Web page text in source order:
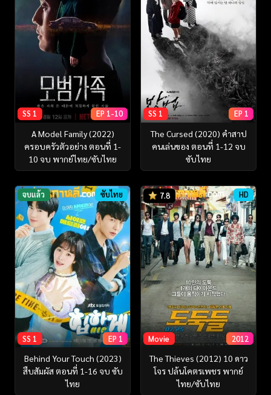
SS 1 EP 1-10
A Model Family (2022)
ครอบครัวตัวอย่าง ตอนที่ 1-
10 จบ พากย์ไทย/ซับไทย
SS 1 EP 1
The Cursed (2020) คำสาป
คนเล่นของ ตอนที่ 1-12 จบ
ซับไทย
จบแล้ว ซับไทย
SS 1 EP 1
Behind Your Touch (2023)
สืบสัมผัส ตอนที่ 1-16 จบ ซับ
ไทย
7.8 HD
Movie 2012
The Thieves (2012) 10 ดาว
โจร ปล้นโคตรเพชร พากย์
ไทย/ซับไทย